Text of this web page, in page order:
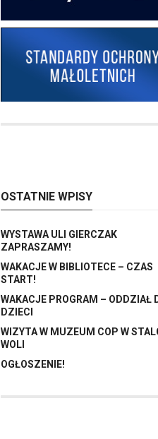
OSTATNIE WPISY
WYSTAWA ULI GIERCZAK
ZAPRASZAMY!
WAKACJE W BIBLIOTECE – CZAS
START!
WAKACJE PROGRAM – ODDZIAŁ
DZIECI
WIZYTA W MUZEUM COP W
WOLI
OGŁOSZENIE!